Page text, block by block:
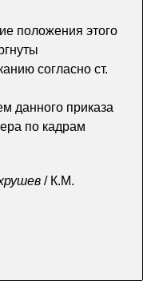
положения этого
согласно ст.
данного приказа
по кадрам
/ К.М.